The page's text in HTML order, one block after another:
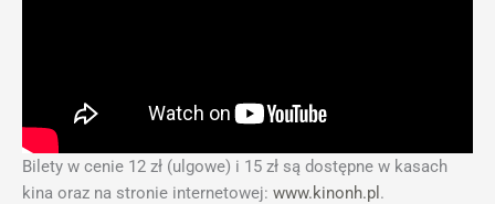
Bilety w cenie 12 zł (ulgowe) i 15 zł są dostępne w kasach
kina oraz na stronie internetowej: www.kinonh.pl .